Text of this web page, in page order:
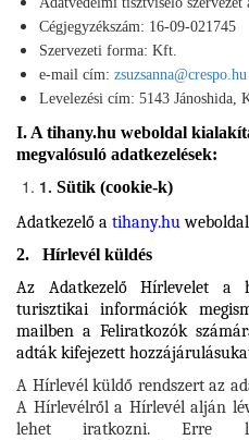
Cégjegyzékszám: 16-09-021745
Szervezeti forma: Kft.
e-mail cím: zsuzsanna@crespo.hu
Levelezési cím: 5143 Jánoshida,
I. A tihany.hu weboldal
megvalósuló adatkezelések:
1. Sütik (cookie-k)
Adatkezelő a tihany.hu
2. Hírlevél küldés
Az Adatkezelő Hírlevelet a
turisztikai információk
mailben a Feliratkozók
adták kifejezett
A Hírlevél küldő rendszert az
A Hírlevélről a Hírlevél alján
lehet iratkozni. Erre